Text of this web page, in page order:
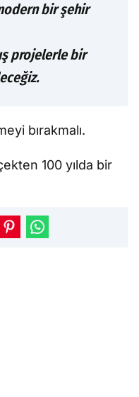
bir şehir
projelerle bir
bırakmalı.
100 yılda bir